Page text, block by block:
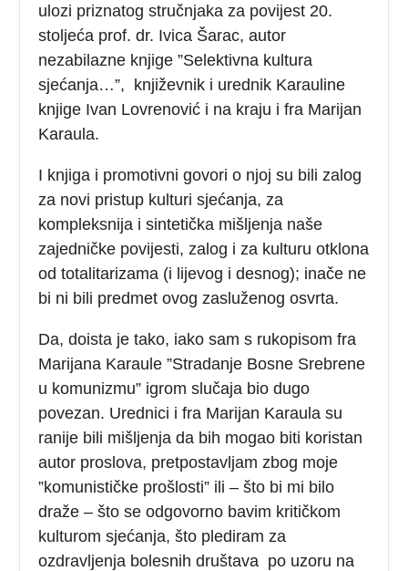
ulozi priznatog stručnjaka za povijest 20.
stoljeća prof. dr. Ivica Šarac, autor
nezabilazne knjige ”Selektivna kultura
sjećanja…”, književnik i urednik Karauline
knjige Ivan Lovrenović i na kraju i fra Marijan
Karaula.
I knjiga i promotivni govori o njoj su bili zalog
za novi pristup kulturi sjećanja, za
kompleksnija i sintetička mišljenja naše
zajedničke povijesti, zalog i za kulturu otklona
od totalitarizama (i lijevog i desnog); inače ne
bi ni bili predmet ovog zasluženog osvrta.
Da, doista je tako, iako sam s rukopisom fra
Marijana Karaule ”Stradanje Bosne Srebrene
u komunizmu” igrom slučaja bio dugo
povezan. Urednici i fra Marijan Karaula su
ranije bili mišljenja da bih mogao biti koristan
autor proslova, pretpostavljam zbog moje
”komunističke prošlosti” ili – što bi mi bilo
draže – što se odgovorno bavim kritičkom
kulturom sjećanja, što plediram za
ozdravljenja bolesnih društava po uzoru na